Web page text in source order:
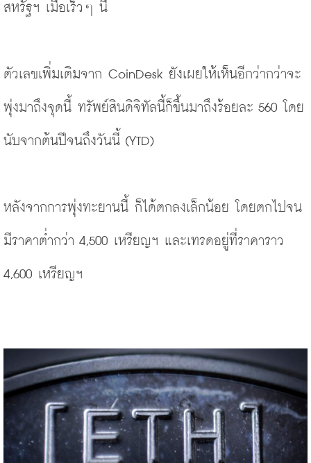
สหรัฐฯ เมื่อเร็วๆ นี้
ตัวเลขเพิ่มเติมจาก CoinDesk ยังเผยให้เห็นอีกว่ากว่าจะ
พุ่งมาถึงจุดนี้ ทรัพย์สินดิจิทัลนี้ก็ขึ้นมาถึงร้อยละ 560 โดย
นับจากต้นปีจนถึงวันนี้ (YTD)
หลังจากการพุ่งทะยานนี้ ก็ได้ตกลงเล็กน้อย โดยตกไปจน
มีราคาต่ำกว่า 4,500 เหรียญฯ และเทรดอยู่ที่ราคาราว
4,600 เหรียญฯ